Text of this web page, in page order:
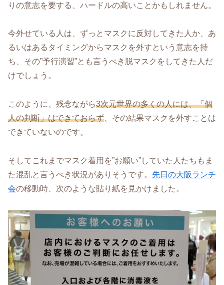
りの意志を要する、ハードルの高いことかもしれません。
今外せている人は、ずっとマスクに反対してきた人か、あ
るいはあるタイミングからマスクを外すという意志を持
ち、その”予行演習”とも言うべき脱マスクをしてきた人だ
けでしょう。
このように、残念ながら3次元世界の多くの人には、「個
人の判断」はできておらず 、その結果マスクを外すことは
できていないのです。
そしてこれまでマスク着用を”お願い”していた人たちもま
た混乱と言うべき状況がありそうです。 先日の大阪ランチ
会の移動時、次のような貼り紙を見かけました。